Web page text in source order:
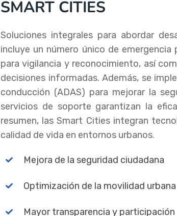
SMART CITIES
Soluciones integrales para abordar
incluye un número único de
para vigilancia y reconocimiento, así
decisiones informadas. Además, se
conducción (ADAS) para mejorar la
servicios de soporte garantizan la
resumen, las Smart Cities integran
calidad de vida en entornos urbanos.
Mejora de la seguridad ciudadana
Optimización de la movilidad urbana
Mayor transparencia y participación